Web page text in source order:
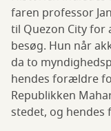
faren professor
til Quezon City for
besøg. Hun når
da to
hendes forældre
Republikken
stedet, og hendes